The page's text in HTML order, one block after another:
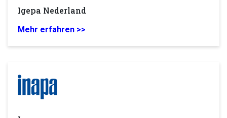
Igepa Nederland
Mehr erfahren >>